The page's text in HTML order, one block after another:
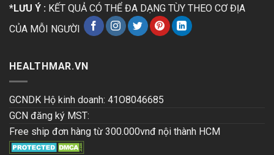
*LƯU Ý : KẾT QUẢ CÓ THỂ ĐA DẠNG TÙY THEO CƠ ĐỊA
CỦA MỖI NGƯỜI
HEALTHMAR.VN
GCNDK Hộ kinh doanh: 41O8046685
GCN đăng ký MST:
Free ship đơn hàng từ 300.000vnđ nội thành HCM